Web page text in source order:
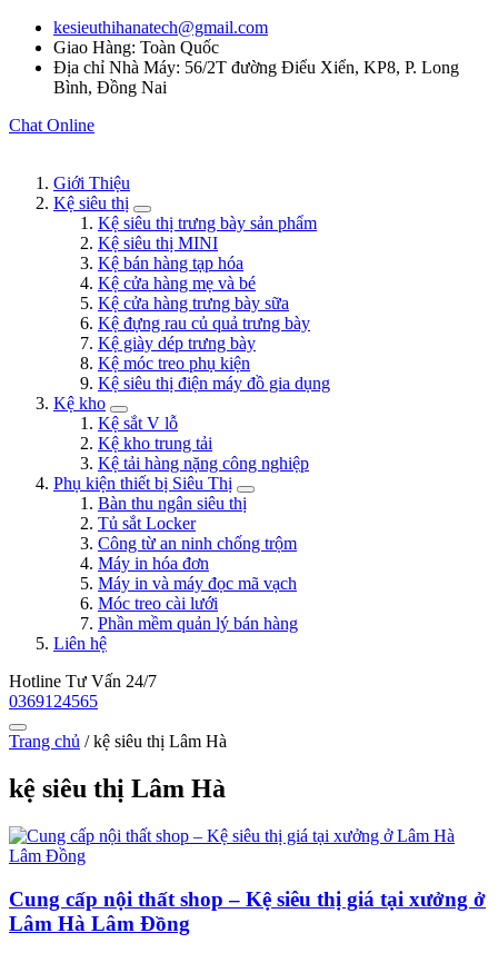
kesieuthihanatech@gmail.com
Giao Hàng: Toàn Quốc
Địa chỉ Nhà Máy: 56/2T đường Điểu Xiển, KP8, P. Long
Bình, Đồng Nai
Chat Online
Giới Thiệu
Kệ siêu thị
Kệ siêu thị trưng bày sản phẩm
Kệ siêu thị MINI
Kệ bán hàng tạp hóa
Kệ cửa hàng mẹ và bé
Kệ cửa hàng trưng bày sữa
Kệ đựng rau củ quả trưng bày
Kệ giày dép trưng bày
Kệ móc treo phụ kiện
Kệ siêu thị điện máy đồ gia dụng
Kệ kho
Kệ sắt V lỗ
Kệ kho trung tải
Kệ tải hàng nặng công nghiệp
Phụ kiện thiết bị Siêu Thị
Bàn thu ngân siêu thị
Tủ sắt Locker
Công từ an ninh chống trộm
Máy in hóa đơn
Máy in và máy đọc mã vạch
Móc treo cài lưới
Phần mềm quản lý bán hàng
Liên hệ
Hotline Tư Vấn 24/7
0369124565
Trang chủ /kệ siêu thị Lâm Hà
kệ siêu thị Lâm Hà
Cung cấp nội thất shop – Kệ siêu thị giá tại xưởng ở
Lâm Hà Lâm Đồng